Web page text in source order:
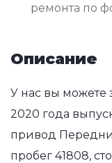
ремонта по
Описание
У нас вы можете
2020 года
привод
пробег 41808,